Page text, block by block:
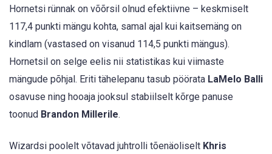
Hornetsi rünnak on võõrsil olnud efektiivne – keskmiselt
117,4 punkti mängu kohta, samal ajal kui kaitsemäng on
kindlam (vastased on visanud 114,5 punkti mängus).
Hornetsil on selge eelis nii statistikas kui viimaste
mängude põhjal. Eriti tähelepanu tasub pöörata LaMelo Balli
osavuse ning hooaja jooksul stabiilselt kõrge panuse
toonud Brandon Millerile.
Wizardsi poolelt võtavad juhtrolli tõenäoliselt Khris